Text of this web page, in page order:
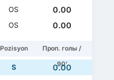
OS
0.00
OS 0.00
Pozisyon
Проп. голы /
90'
S
0.00